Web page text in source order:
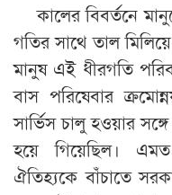
কালের বিবর্তনে
গতির সাথে তাল
মানুষ এই ধীরগতি
বাস পরিষেবার
সার্ভিস চালু হওয়ার
হয়ে গিয়েছিল।
ঐতিহ্যকে বাঁচাতে